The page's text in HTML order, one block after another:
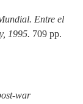
Entre el
1995. 709 pp.
war